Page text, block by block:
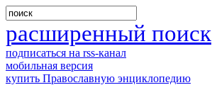
расширенный поиск
подписаться на rss-канал
мобильная версия
купить Православную энциклопедию